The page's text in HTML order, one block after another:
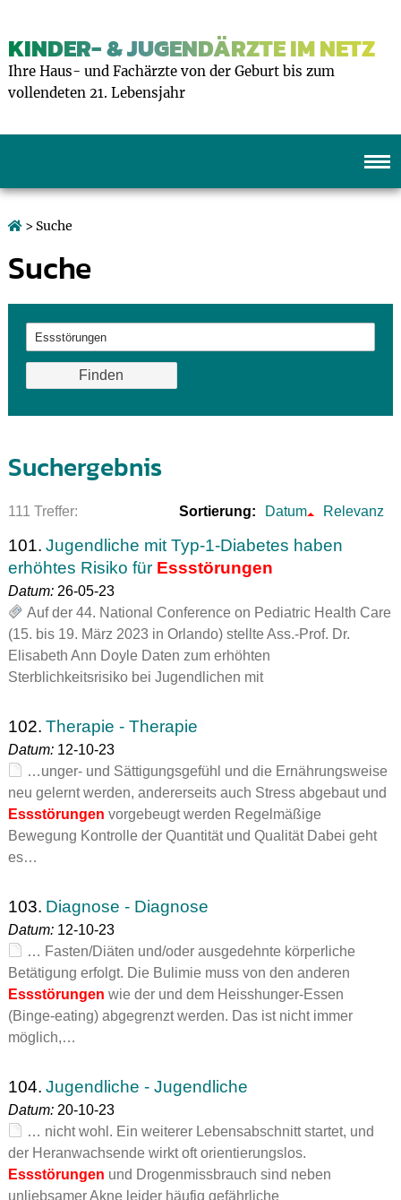
KINDER- & JUGENDÄRZTE IM NETZ
Ihre Haus- und Fachärzte von der Geburt bis zum
vollendeten 21. Lebensjahr
> Suche
Suche
Suchergebnis
111 Treffer: Sortierung: Datum Relevanz
101. Jugendliche mit Typ-1-Diabetes haben
erhöhtes Risiko für Essstörungen
Datum:26-05-23
Auf der 44. National Conference on Pediatric Health Care
(15. bis 19. März 2023 in Orlando) stellte Ass.-Prof. Dr.
Elisabeth Ann Doyle Daten zum erhöhten
Sterblichkeitsrisiko bei Jugendlichen mit
102. Therapie - Therapie
Datum:12-10-23
…unger- und Sättigungsgefühl und die Ernährungsweise
neu gelernt werden, andererseits auch Stress abgebaut und
Essstörungen vorgebeugt werden Regelmäßige
Bewegung Kontrolle der Quantität und Qualität Dabei geht
es…
103. Diagnose - Diagnose
Datum:12-10-23
… Fasten/Diäten und/oder ausgedehnte körperliche
Betätigung erfolgt. Die Bulimie muss von den anderen
Essstörungen wie der und dem Heisshunger-Essen
(Binge-eating) abgegrenzt werden. Das ist nicht immer
möglich,…
104. Jugendliche - Jugendliche
Datum:20-10-23
… nicht wohl. Ein weiterer Lebensabschnitt startet, und
der Heranwachsende wirkt oft orientierungslos.
Essstörungen und Drogenmissbrauch sind neben
unliebsamer Akne leider häufig gefährliche